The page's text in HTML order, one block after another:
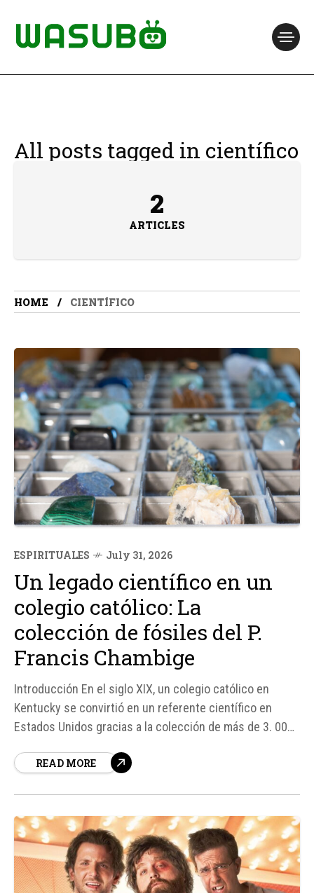
All posts tagged in científico
2
ARTICLES
HOME CIENTÍFICO
ESPIRITUALES July 31, 2026
Un legado científico en un
colegio católico: La
colección de fósiles del P.
Francis Chambige
Introducción En el siglo XIX, un colegio católico en
Kentucky se convirtió en un referente científico en
Estados Unidos gracias a la colección de más de 3. 000
Francis Chambige. Según el astrónomo Christopher
READ MORE